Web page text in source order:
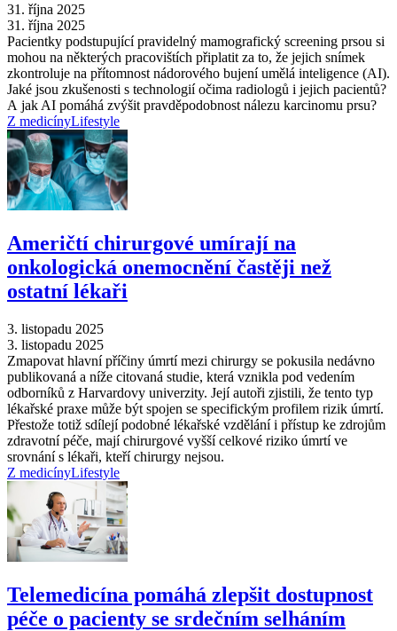
31. října 2025
31. října 2025
Pacientky podstupující pravidelný mamografický screening prsou si
mohou na některých pracovištích připlatit za to, že jejich snímek
zkontroluje na přítomnost nádorového bujení umělá inteligence (AI).
Jaké jsou zkušenosti s technologií očima radiologů i jejich pacientů?
A jak AI pomáhá zvýšit pravděpodobnost nálezu karcinomu prsu?
Z medicínyLifestyle
Američtí chirurgové umírají na
onkologická onemocnění častěji než
ostatní lékaři
3. listopadu 2025
3. listopadu 2025
Zmapovat hlavní příčiny úmrtí mezi chirurgy se pokusila nedávno
publikovaná a níže citovaná studie, která vznikla pod vedením
odborníků z Harvardovy univerzity. Její autoři zjistili, že tento typ
lékařské praxe může být spojen se specifickým profilem rizik úmrtí.
Přestože totiž sdílejí podobné lékařské vzdělání i přístup ke zdrojům
zdravotní péče, mají chirurgové vyšší celkové riziko úmrtí ve
srovnání s lékaři, kteří chirurgy nejsou.
Z medicínyLifestyle
Telemedicína pomáhá zlepšit dostupnost
péče o pacienty se srdečním selháním